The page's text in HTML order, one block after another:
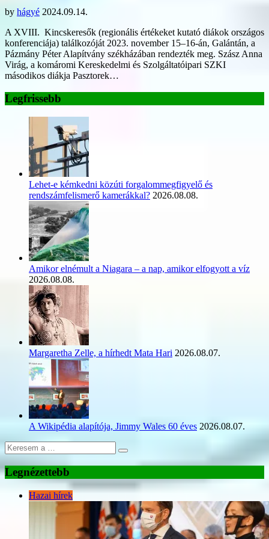
by hágyé 2024.09.14.
A XVIII. Kincskeresők (regionális értékeket kutató diákok országos
konferenciája) találkozóját 2023. november 15–16-án, Galántán, a
Pázmány Péter Alapítvány székházában rendezték meg. Szász Anna
Virág, a komáromi Kereskedelmi és Szolgáltatóipari SZKI
másodikos diákja Pasztorek…
Legfrissebb
Lehet-e kémkedni közúti forgalommegfigyelő és
rendszámfelismerő kamerákkal? 2026.08.08.
Amikor elnémult a Niagara – a nap, amikor elfogyott a víz
2026.08.08.
Margaretha Zelle, a hírhedt Mata Hari 2026.08.07.
A Wikipédia alapítója, Jimmy Wales 60 éves 2026.08.07.
Legnézettebb
Hazai hírek